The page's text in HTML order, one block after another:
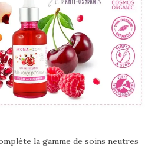
la gamme de soins neutres